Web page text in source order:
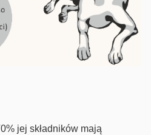
jej składników mają